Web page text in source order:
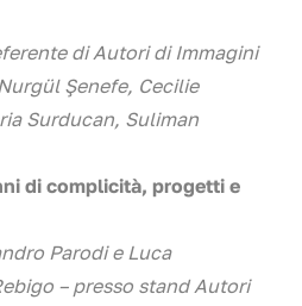
di Autori di Immagini
Şenefe, Cecilie
Surducan, Suliman
di complicità, progetti e
Parodi e Luca
– presso stand Autori